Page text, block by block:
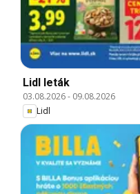
Lidl leták
03.08.2026- 09.08.2026
Lidl